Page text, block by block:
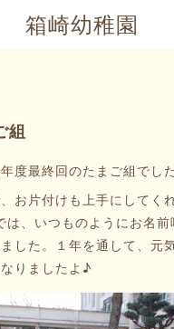
箱崎幼稚園
組
度最終回のたまご組でし
お片付けも上手にしてく
、いつものようにお名前
した。１年を通して、元
りましたよ♪